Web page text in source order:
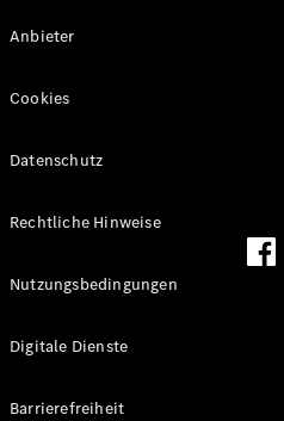
Anbieter
Cookies
Datenschutz
Rechtliche Hinweise
Nutzungsbedingungen
Digitale Dienste
Barrierefreiheit